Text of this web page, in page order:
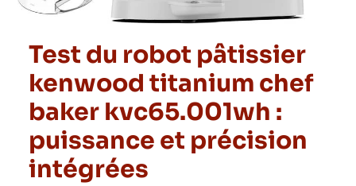
Test du robot pâtissier
kenwood titanium chef
baker kvc65.001wh :
puissance et précision
intégrées